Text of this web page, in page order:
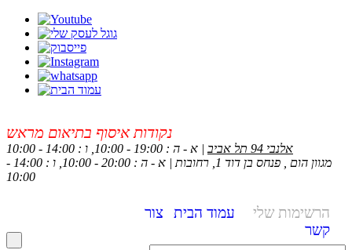
נקודות איסוף בתיאום מראש
אלנבי 94 תל אביב
| א - ה : 19:00 - 10:00, ו : 14:00 - 10:00
מגוון הום , פנחס בן דוד 1, רחובות | א - ה : 20:00 - 10:00, ו : 14:00 -
10:00
הרשימות שלי עמוד הבית
צור
קשר